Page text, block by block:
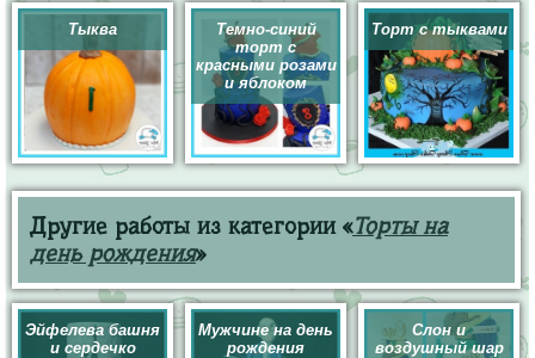
Тыква
Темно-синий
торт с
красными розами
и яблоком
Торт с тыквами
Другие работы из категории «Торты на
день рождения»
Эйфелева башня
и сердечко
Мужчине на день
рождения
Слон и
воздушный шар